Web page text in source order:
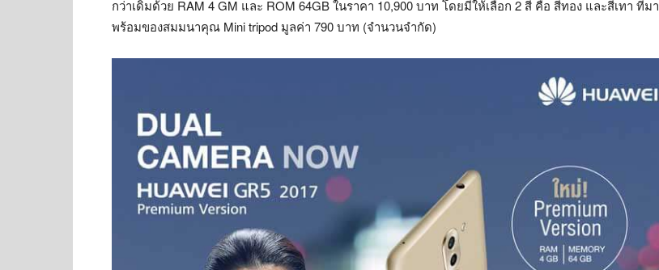
กว่าเดิมด้วย RAM 4 GM และ ROM 64GB ในราคา 10,900 บาท โดยมีให้เลือก 2 สี คือ สีทอง และสีเทา ที่มา
พร้อมของสมมนาคุณ Mini tripod มูลค่า 790 บาท (จำนวนจำกัด)